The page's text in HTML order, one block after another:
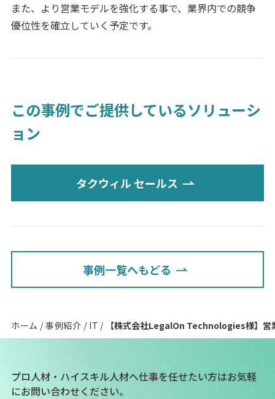
また、より営業モデルを強化する事で、業界内での競争
優位性を確立していく予定です。
この事例でご提供しているソリューシ
ョン
タクウィル セールス
事例一覧へもどる
ホーム 事例紹介 IT 【株式会社LegalOn Technologies様】営
プロ人材・ハイスキル人材へ仕事を任せたい方はお気軽
にお問い合わせください。